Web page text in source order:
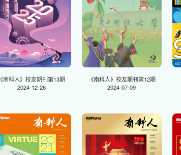
《南科人》校友期刊第13期
2024-12-26
《南科人》校友期刊第12期
2024-07-09